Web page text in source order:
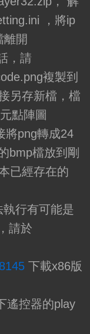
，將ip
離開
，請
複製到
另存新檔，檔
點陣圖
將png轉成24
bmp檔放到剛
已經存在的
行有可能是
請於
下載x86版
遙控器的play